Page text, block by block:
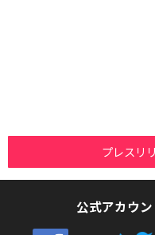
プレスリ
公式アカウ